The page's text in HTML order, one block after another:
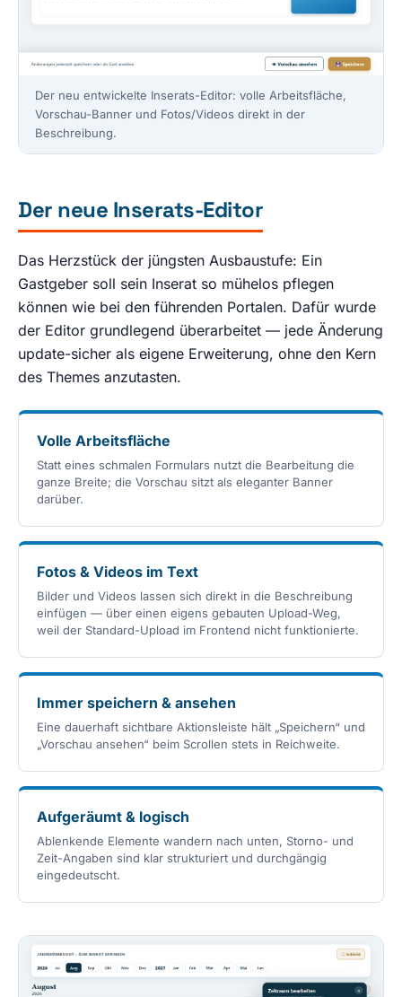
Der neu entwickelte Inserats-Editor: volle Arbeitsfläche,
Vorschau-Banner und Fotos/Videos direkt in der
Beschreibung.
Der neue Inserats-Editor
Das Herzstück der jüngsten Ausbaustufe: Ein
Gastgeber soll sein Inserat so mühelos pflegen
können wie bei den führenden Portalen. Dafür wurde
der Editor grundlegend überarbeitet — jede Änderung
update-sicher als eigene Erweiterung, ohne den Kern
des Themes anzutasten.
Volle Arbeitsfläche
Statt eines schmalen Formulars nutzt die Bearbeitung die
ganze Breite; die Vorschau sitzt als eleganter Banner
darüber.
Fotos & Videos im Text
Bilder und Videos lassen sich direkt in die Beschreibung
einfügen — über einen eigens gebauten Upload-Weg,
weil der Standard-Upload im Frontend nicht funktionierte.
Immer speichern & ansehen
Eine dauerhaft sichtbare Aktionsleiste hält „Speichern“ und
„Vorschau ansehen“ beim Scrollen stets in Reichweite.
Aufgeräumt & logisch
Ablenkende Elemente wandern nach unten, Storno- und
Zeit-Angaben sind klar strukturiert und durchgängig
eingedeutscht.